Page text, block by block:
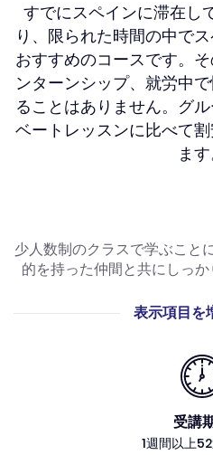
すでにスペインに滞在し
り、限られた時間の中で
おすすめのコースです。
ンターンシップ、就労中
ることはありません。グ
ベートレッスンに比べて
ます
少人数制のクラスで学ぶこと
的を持った仲間と共にしっか
このコースでは、週4～10回
表示項目を
受講
1週間以上